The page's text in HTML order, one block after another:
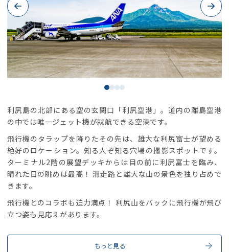
Previous Next
利尻島の北部にある空の玄関口「利尻空港」。道内の離島空港
の中では唯一ジェット機が就航できる空港です。
飛行機のタラップを降りたその先は、雄大な利尻富士が望める
絶好のロケーション。知る人ぞ知る穴場の撮影スポットです。
ターミナル2階の展望デッキからは目の前に利尻富士を臨み、
晴れた日の眺めは最高！ 滑走路と雄大な山の景色を独り占めで
きます。
飛行機とのコラボも迫力満点！ 利尻山をバックに飛行機が飛び
立つ姿も見応えがあります。
もっと見る